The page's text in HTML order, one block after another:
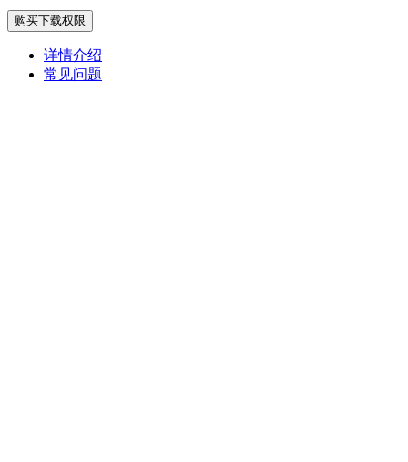
购买下载权限
详情介绍
常见问题